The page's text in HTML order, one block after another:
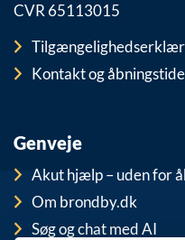
CVR 65113015
Kontakt og
Genveje
Akut hjælp – uden for
Om brondby.dk
Søg og chat med AI